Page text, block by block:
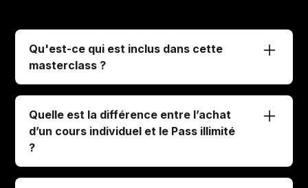
Qu'est-ce qui est inclus dans cette
masterclass ?
En vous inscrivant à cette masterclass voici ce
que vous obtenez:
-Un accès immédiat et illimité aux 79 leçons
-Un E-book à télécharger (PDF) avec tous les
exercices du cours
Quelle est la différence entre l’achat
d’un cours individuel et le Pass illimité
?
C’est très simple, regardons cela ensemble